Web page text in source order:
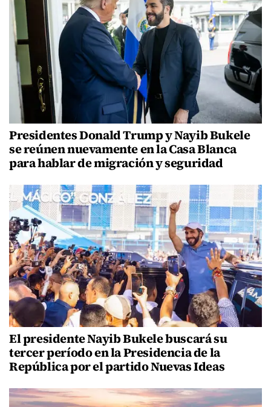
Presidentes Donald Trump y Nayib Bukele
se reúnen nuevamente en la Casa Blanca
para hablar de migración y seguridad
El presidente Nayib Bukele buscará su
tercer período en la Presidencia de la
República por el partido Nuevas Ideas